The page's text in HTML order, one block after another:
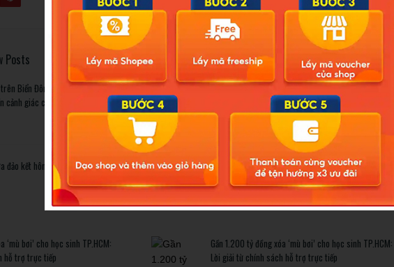
Posts
Biển Đông: Vì sao không ảnh
cảnh giác cao độ?
đảo kết hôn: Khi sính lễ trở thành
‘mù bơi’ cho học sinh TP.HCM:
hỗ trợ trực tiếp
Related Posts
Bão số 3 hình thành trên Biển Đông: Vì sao không ảnh
hưởng đất liền vẫn cần cảnh giác cao độ?
Cảnh báo thủ đoạn lừa đảo kết hôn: Khi sính lễ trở thành
‘cái bẫy’ tinh vi
Gần 1.200 tỷ đồng xóa ‘mù bơi’ cho học sinh TP.HCM:
Lời giải từ chính sách hỗ trợ trực tiếp